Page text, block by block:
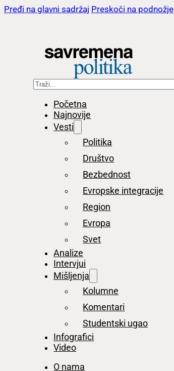
Pređi na glavni sadržaj Preskoči na podnožje
Pretraga
Početna
Najnovije
Vesti
Politika
Društvo
Bezbednost
Evropske integracije
Region
Evropa
Svet
Analize
Intervjui
Mišljenja
Kolumne
Komentari
Studentski ugao
Infografici
Video
O nama